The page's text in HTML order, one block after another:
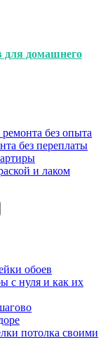
для домашнего
без опыта
без переплаты
и лаком
обоев
с нуля и как их
потолка своими